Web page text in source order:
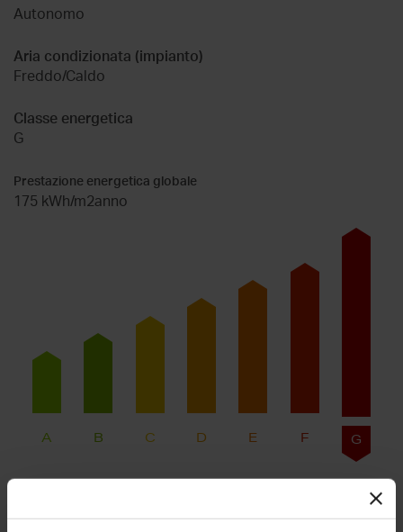
Autonomo
Aria condizionata (impianto)
Freddo/Caldo
Classe energetica
G
Prestazione energetica globale
175 kWh/m2anno
A B C D E F G
Planimetria